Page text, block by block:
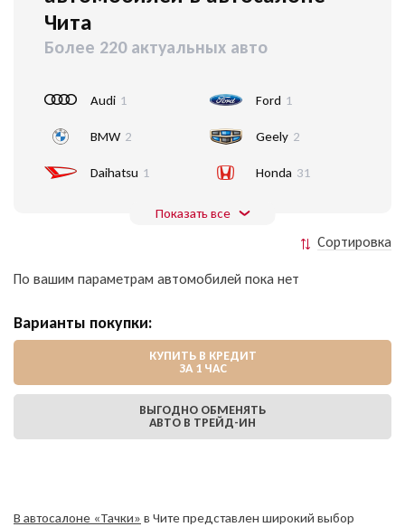
Чита
Более 220 актуальных авто
Audi 1
BMW 2
Daihatsu 1
Ford 1
Geely 2
Honda 31
Показать все
Сортировка
По вашим параметрам автомобилей пока нет
Варианты покупки:
КУПИТЬ В КРЕДИТ
ЗА 1 ЧАС
ВЫГОДНО ОБМЕНЯТЬ
АВТО В ТРЕЙД-ИН
В автосалоне «Тачки» в Чите представлен широкий выбор